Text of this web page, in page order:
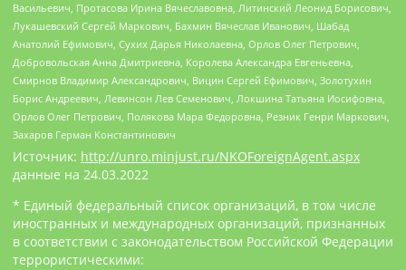
Васильевич, Протасова Ирина Вячеславовна, Литинский Леонид Борисович,
Лукашевский Сергей Маркович, Бахмин Вячеслав Иванович, Шабад
Анатолий Ефимович, Сухих Дарья Николаевна, Орлов Олег Петрович,
Добровольская Анна Дмитриевна, Королева Александра Евгеньевна,
Смирнов Владимир Александрович, Вицин Сергей Ефимович, Золотухин
Борис Андреевич, Левинсон Лев Семенович, Локшина Татьяна Иосифовна,
Орлов Олег Петрович, Полякова Мара Федоровна, Резник Генри Маркович,
Захаров Герман Константинович
Источник: http://unro.minjust.ru/NKOForeignAgent.aspx
данные на 24.03.2022
* Единый федеральный список организаций, в том числе
иностранных и международных организаций, признанных
в соответствии с законодательством Российской Федерации
террористическими: